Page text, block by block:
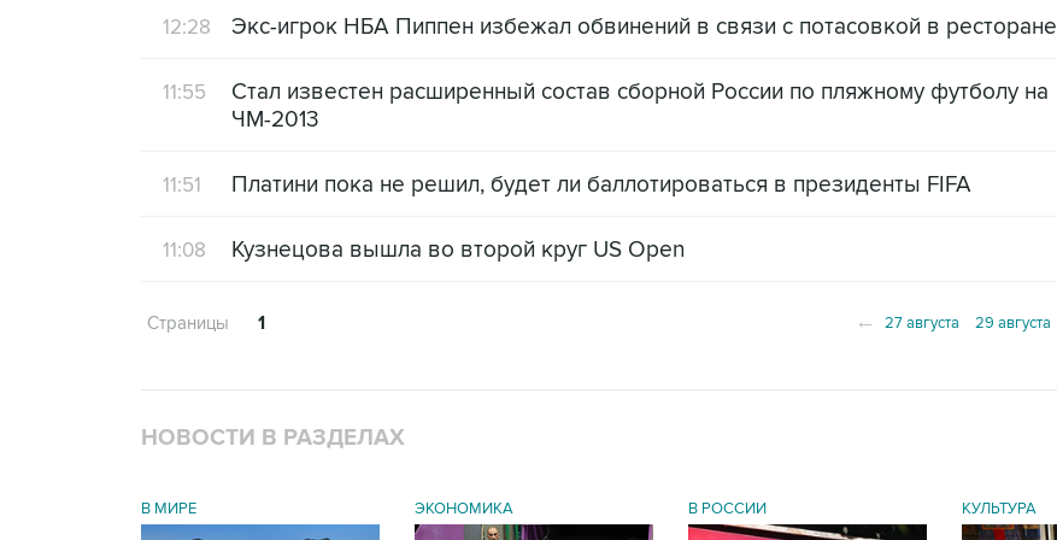
12:28 Экс-игрок НБА Пиппен избежал обвинений в связи с потасовкой в ресторане
11:55
Стал известен расширенный состав сборной России по пляжному футболу на
ЧМ-2013
11:51 Платини пока не решил, будет ли баллотироваться в президенты FIFA
11:08 Кузнецова вышла во второй круг US Open
Страницы 1 ← 27 августа 29 августа
НОВОСТИ В РАЗДЕЛАХ
В МИРЕ ЭКОНОМИКА В РОССИИ КУЛЬТУРА